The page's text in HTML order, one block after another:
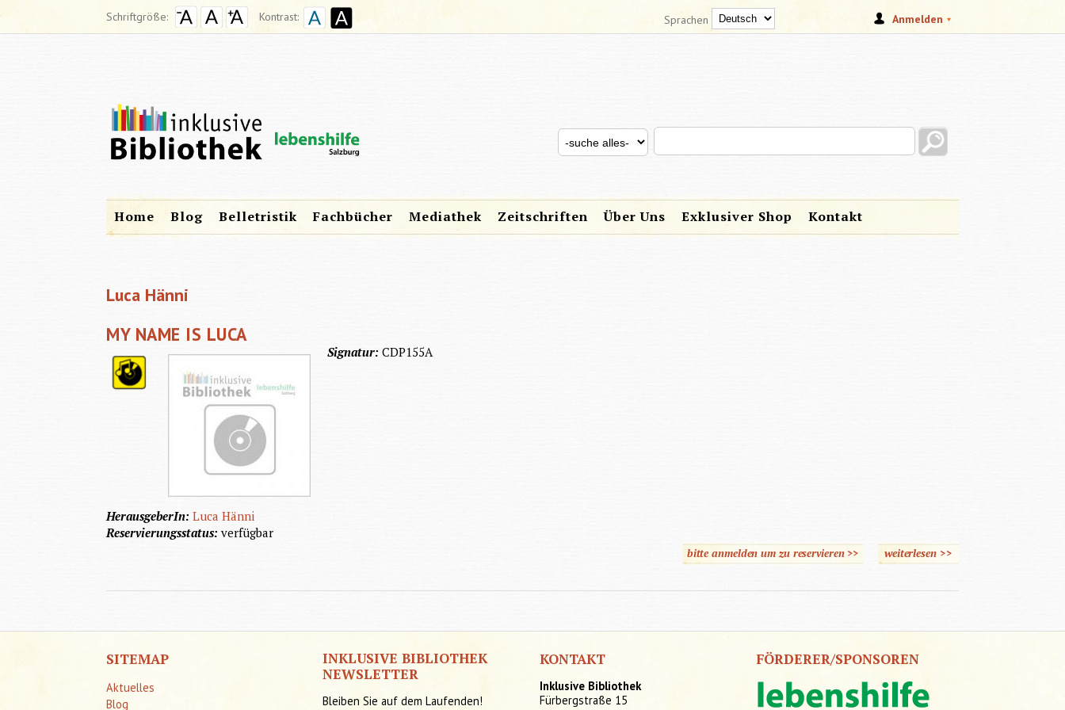
Schriftgröße: Kontrast: Anmelden
Sprachen
SUCHFORMULAR
Search this site
Search for
Home Blog Belletristik Fachbücher Mediathek Zeitschriften Über Uns Exklusiver Shop Kontakt
Luca Hänni
MY NAME IS LUCA
Signatur:CDP155A
HerausgeberIn:Luca Hänni
Reservierungsstatus:verfügbar
bitte anmelden um zu reservieren >> weiterlesenüber My Name is Luca
>>
SITEMAP
Aktuelles
Blog
INKLUSIVE BIBLIOTHEK
NEWSLETTER
Bleiben Sie auf dem Laufenden!
KONTAKT
Inklusive Bibliothek
Fürbergstraße 15
FÖRDERER/SPONSOREN